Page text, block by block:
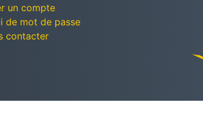
un compte
de mot de passe
contacter